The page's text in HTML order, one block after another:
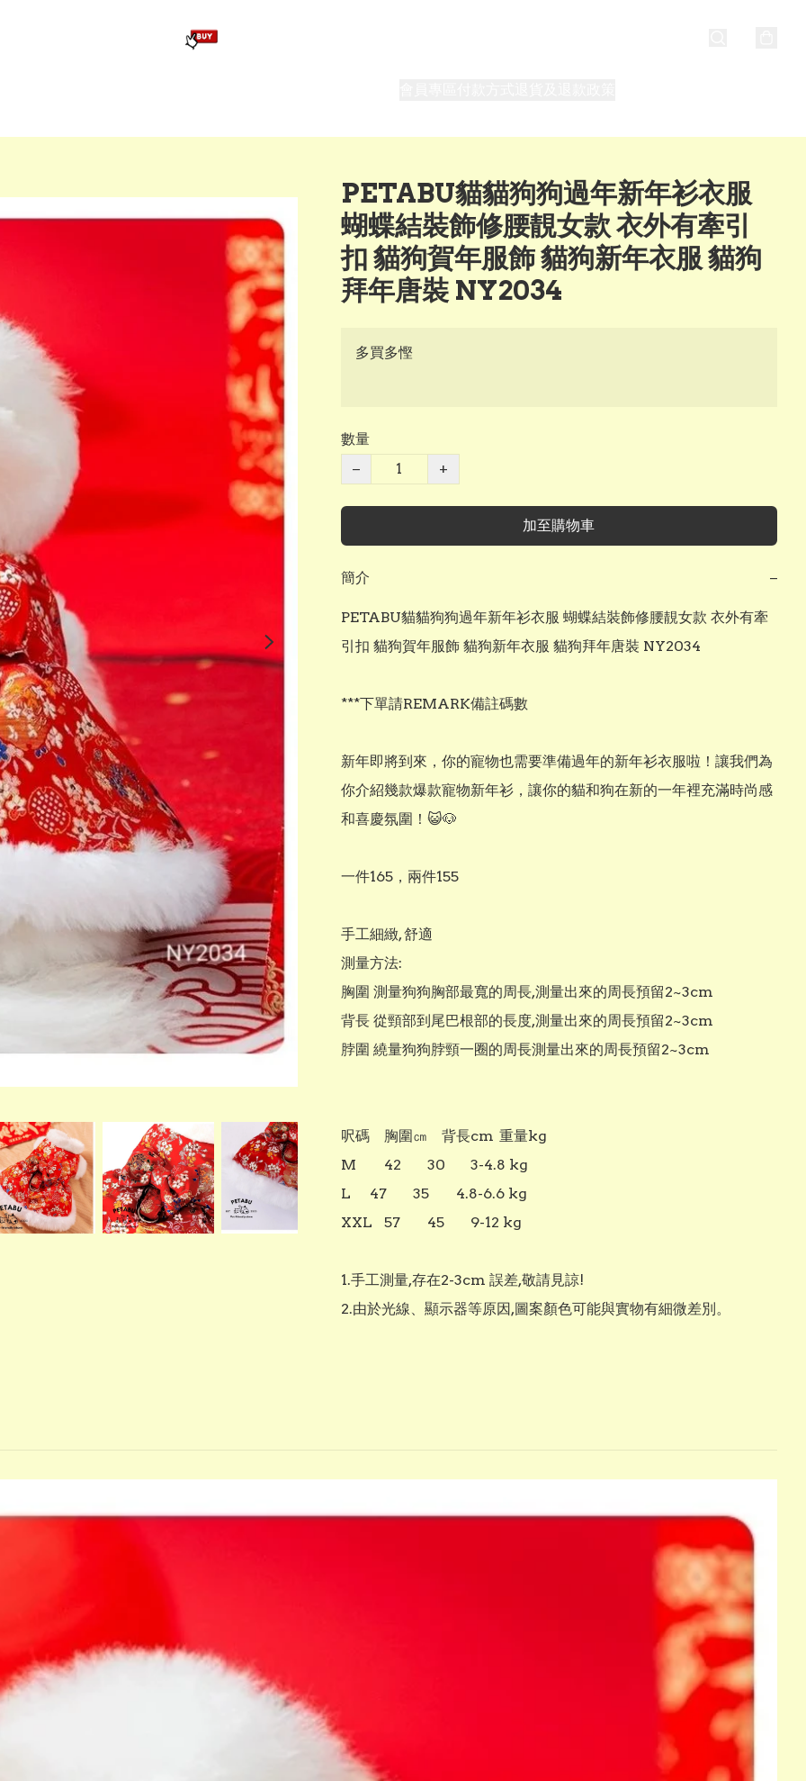
PETABU貓貓狗狗過年新年衫衣服
蝴蝶結裝飾修腰靚女款 衣外有牽引
扣 貓狗賀年服飾 貓狗新年衣服 貓狗
拜年唐裝 NY2034
多買多慳
數量
−
+
加至購物車
簡介 −
PETABU貓貓狗狗過年新年衫衣服 蝴蝶結裝飾修腰靚女款 衣外有牽
引扣 貓狗賀年服飾 貓狗新年衣服 貓狗拜年唐裝 NY2034
***下單請REMARK備註碼數
新年即將到來，你的寵物也需要準備過年的新年衫衣服啦！讓我們為
你介紹幾款爆款寵物新年衫，讓你的貓和狗在新的一年裡充滿時尚感
和喜慶氛圍！😺🐶
一件165，兩件155
手工細緻, 舒適
測量方法:
胸圍 測量狗狗胸部最寬的周長,測量出來的周長預留2~3cm
背長 從頸部到尾巴根部的長度,測量出來的周長預留2~3cm
脖圍 繞量狗狗脖頸一圈的周長測量出來的周長預留2~3cm
呎碼	胸圍㎝	背長cm	重量kg
M		42		30		3-4.8 kg
L		47		35		4.8-6.6 kg
XXL	57		45		9-12 kg
1.手工測量,存在2-3cm 誤差,敬請見諒!
2.由於光線、顯示器等原因,圖案顏色可能與實物有細微差別。